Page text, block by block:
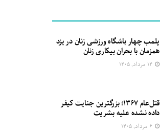
پلمب چهار باشگاه ورزشی زنان در یزد
همزمان با بحران بیکاری زنان
قتل‌عام ۱۳۶۷؛ بزرگترین جنایت کیفر
داده نشده علیه بشریت